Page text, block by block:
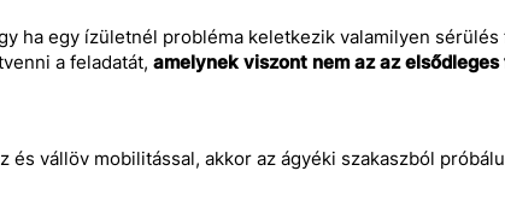
ha egy ízületnél probléma keletkezik valamilyen sérülés
a feladatát, amelynek viszont nem az az
és vállöv mobilitással, akkor az ágyéki szakaszból